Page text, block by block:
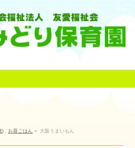
) お昼ごはん » 大阪うまいもん